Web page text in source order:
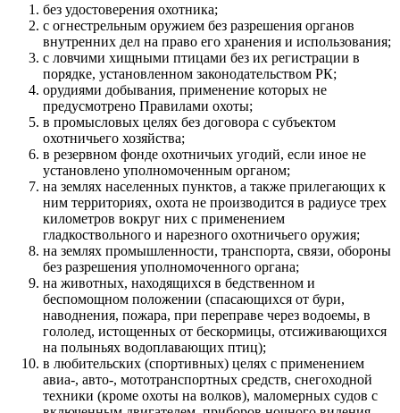
без удостоверения охотника;
с огнестрельным оружием без разрешения органов
внутренних дел на право его хранения и использования;
с ловчими хищными птицами без их регистрации в
порядке, установленном законодательством РК;
орудиями добывания, применение которых не
предусмотрено Правилами охоты;
в промысловых целях без договора с субъектом
охотничьего хозяйства;
в резервном фонде охотничьих угодий, если иное не
установлено уполномоченным органом;
на землях населенных пунктов, а также прилегающих к
ним территориях, охота не производится в радиусе трех
километров вокруг них с применением
гладкоствольного и нарезного охотничьего оружия;
на землях промышленности, транспорта, связи, обороны
без разрешения уполномоченного органа;
на животных, находящихся в бедственном и
беспомощном положении (спасающихся от бури,
наводнения, пожара, при переправе через водоемы, в
гололед, истощенных от бескормицы, отсиживающихся
на полыньях водоплавающих птиц);
в любительских (спортивных) целях с применением
авиа-, авто-, мототранспортных средств, снегоходной
техники (кроме охоты на волков), маломерных судов с